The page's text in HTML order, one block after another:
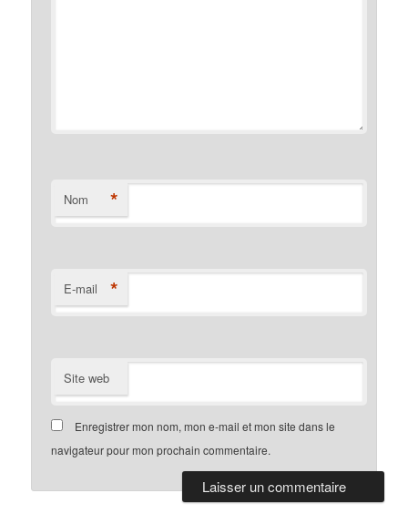
Nom *
E-mail *
Site web
Enregistrer mon nom, mon e-mail et mon site dans le
navigateur pour mon prochain commentaire.